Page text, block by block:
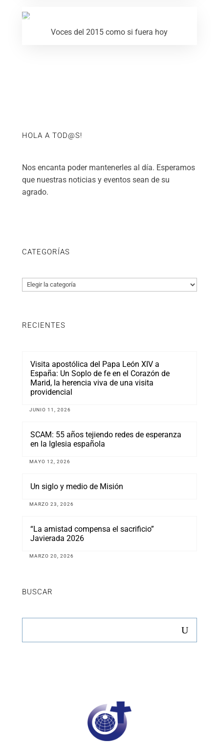
Voces del 2015 como si fuera hoy
HOLA A TOD@S!
Nos encanta poder mantenerles al día. Esperamos
que nuestras noticias y eventos sean de su
agrado.
CATEGORÍAS
Categorías
RECIENTES
Visita apostólica del Papa León XIV a
España: Un Soplo de fe en el Corazón de
Marid, la herencia viva de una visita
providencial
JUNIO 11, 2026
SCAM: 55 años tejiendo redes de esperanza
en la Iglesia española
MAYO 12, 2026
Un siglo y medio de Misión
MARZO 23, 2026
“La amistad compensa el sacrificio”
Javierada 2026
MARZO 20, 2026
BUSCAR